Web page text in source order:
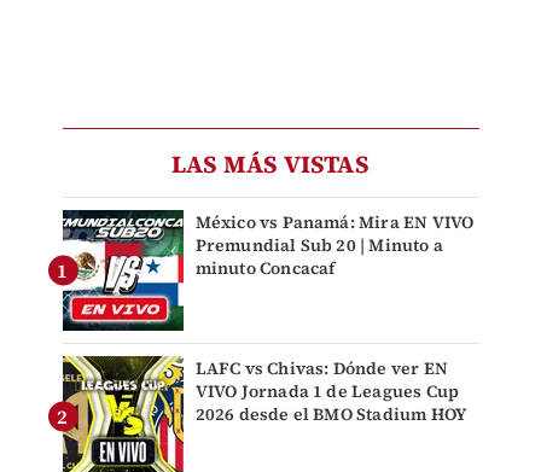
LAS MÁS VISTAS
México vs Panamá: Mira EN VIVO
Premundial Sub 20 | Minuto a
minuto Concacaf
LAFC vs Chivas: Dónde ver EN
VIVO Jornada 1 de Leagues Cup
2026 desde el BMO Stadium HOY